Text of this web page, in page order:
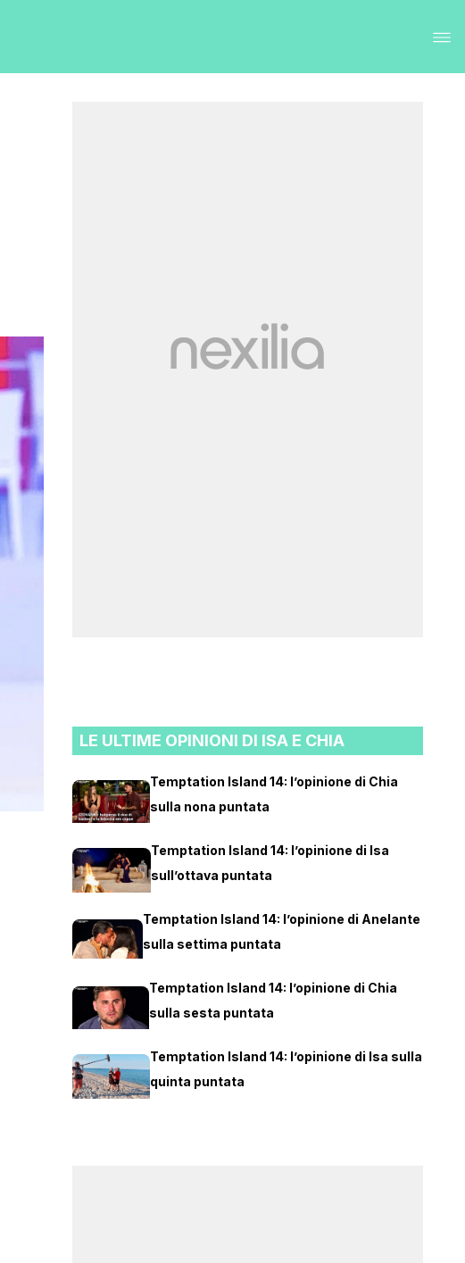
LE ULTIME OPINIONI DI ISA E CHIA
Temptation Island 14: l’opinione di Chia
sulla nona puntata
Temptation Island 14: l’opinione di Isa
sull’ottava puntata
Temptation Island 14: l’opinione di Anelante
sulla settima puntata
Temptation Island 14: l’opinione di Chia
sulla sesta puntata
Temptation Island 14: l’opinione di Isa sulla
quinta puntata